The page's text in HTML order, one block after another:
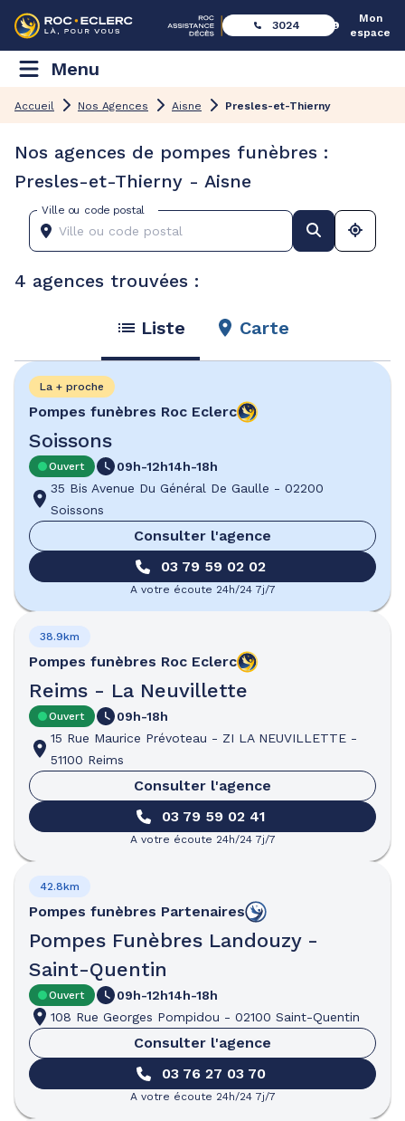
3024
Mon
espace
Menu
Accueil Nos Agences Aisne Presles-et-Thierny
Nos agences de pompes funèbres :
Presles-et-Thierny - Aisne
Ville ou code postal
4 agences trouvées :
Liste Carte
Pompes funèbres Roc Eclerc
Soissons
La + proche
Ouvert 09h-12h14h-18h
35 Bis Avenue Du Général De Gaulle - 02200
Soissons
Consulter l'agence
03 79 59 02 02
A votre écoute 24h/24 7j/7
Pompes funèbres Roc Eclerc
Reims - La Neuvillette
38.9km
Ouvert
09h-18h
15 Rue Maurice Prévoteau - ZI LA NEUVILLETTE -
51100 Reims
Consulter l'agence
03 79 59 02 41
A votre écoute 24h/24 7j/7
Pompes funèbres Partenaires
Pompes Funèbres Landouzy -
Saint-Quentin
42.8km
Ouvert 09h-12h14h-18h
108 Rue Georges Pompidou - 02100 Saint-Quentin
Consulter l'agence
03 76 27 03 70
A votre écoute 24h/24 7j/7